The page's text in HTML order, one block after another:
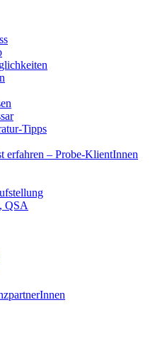
Tipps
erfahren – Probe-KlientInnen
QSA